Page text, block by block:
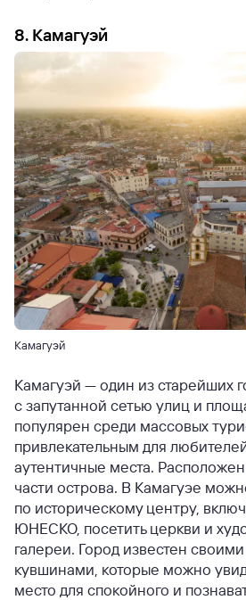
8. Камагуэй
Камагуэй
Камагуэй — один из старейших
с запутанной сетью улиц и
популярен среди массовых
привлекательным для
аутентичные места.
части острова. В Камагуэе
по историческому центру,
ЮНЕСКО, посетить церкви и
галереи. Город известен
кувшинами, которые можно
место для спокойного и